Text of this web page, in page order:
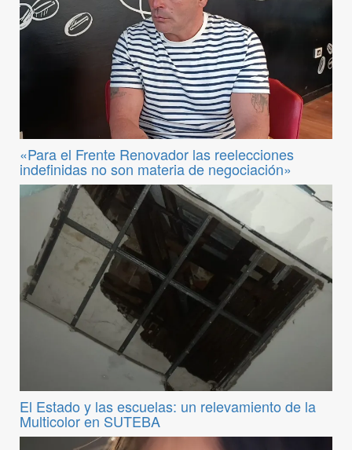
«Para el Frente Renovador las reelecciones
indefinidas no son materia de negociación»
El Estado y las escuelas: un relevamiento de la
Multicolor en SUTEBA